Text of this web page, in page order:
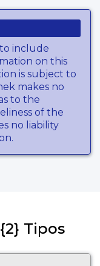
include
on this
is subject to
makes no
to the
of the
no liability
Tipos